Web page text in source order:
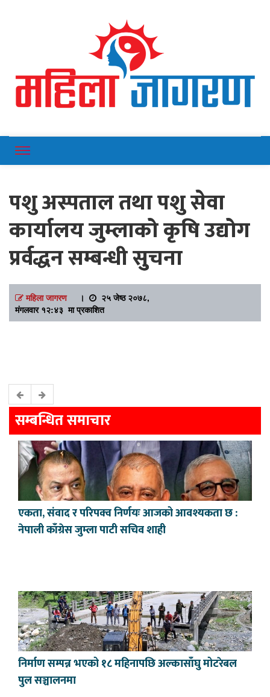
Mahilajagaran
पशु अस्पताल तथा पशु सेवा
कार्यालय जुम्लाको कृषि उद्योग
प्रर्वद्धन सम्बन्धी सुुचना
महिला जागरण।
२५ जेष्ठ २०७८,
मंगलवार १२:४३ मा प्रकाशित
सम्बन्धित समाचार
एकता, संवाद र परिपक्व निर्णयः आजको आवश्यकता छ :
नेपाली काँग्रेस जुम्ला पाटी सचिव शाही
निर्माण सम्पन्न भएको १८ महिनापछि अल्कासाँघु मोटरेबल
पुल सञ्चालनमा